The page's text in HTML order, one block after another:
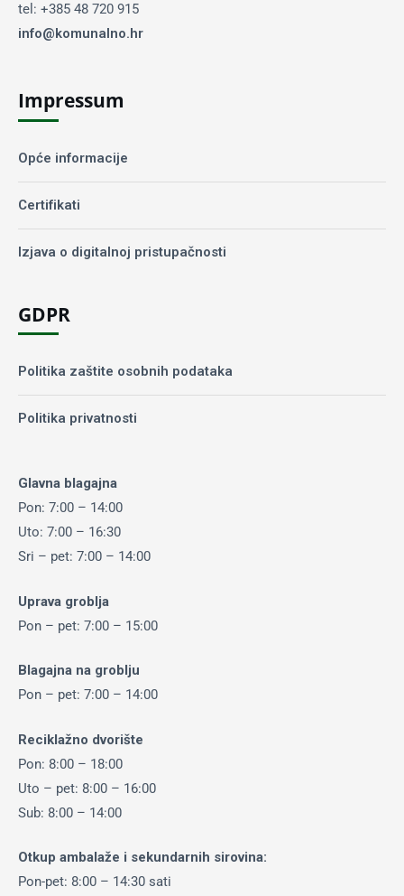
tel: +385 48 720 915
info@komunalno.hr
Impressum
Opće informacije
Certifikati
Izjava o digitalnoj pristupačnosti
GDPR
Politika zaštite osobnih podataka
Politika privatnosti
Glavna blagajna
Pon: 7:00 – 14:00
Uto: 7:00 – 16:30
Sri – pet: 7:00 – 14:00
Uprava groblja
Pon – pet: 7:00 – 15:00
Blagajna na groblju
Pon – pet: 7:00 – 14:00
Reciklažno dvorište
Pon: 8:00 – 18:00
Uto – pet: 8:00 – 16:00
Sub: 8:00 – 14:00
Otkup ambalaže i sekundarnih sirovina:
Pon-pet: 8:00 – 14:30 sati